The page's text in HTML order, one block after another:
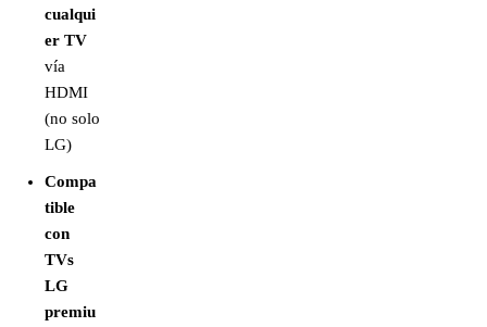
cualqui
er TV
vía
HDMI
(no solo
LG)
Compa
tible
con
TVs
LG
premiu